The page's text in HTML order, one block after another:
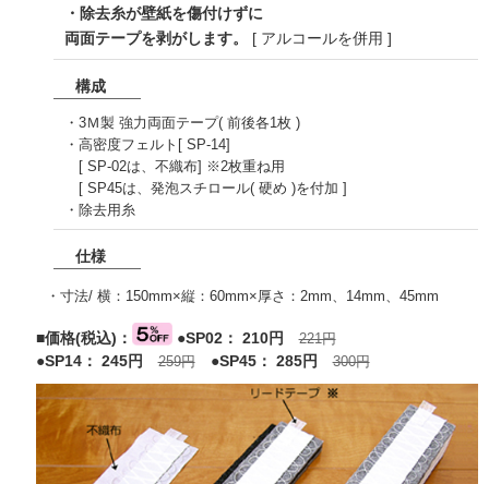
・除去糸が壁紙を傷付けずに
両面テープを剥がします。 [ アルコールを併用 ]
構成
・3Ｍ製 強力両面テープ( 前後各1枚 )
・高密度フェルト[ SP-14]
[ SP-02は、不織布] ※2枚重ね用
[ SP45は、発泡スチロール( 硬め )を付加 ]
・除去用糸
仕様
・寸法/ 横：150mm×縦：60mm×厚さ：2mm、14mm、45mm
■価格(税込)： ●SP02： 210円221円
●SP14： 245円259円●SP45： 285円300円